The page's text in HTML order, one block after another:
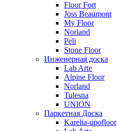
Floor Fort
Joss Beaumont
My Floor
Norland
Peli
Stone Floor
Инженерная доска
Lab Arte
Alpine Floor
Norland
Tulesna
UNION
Паркетная Доска
Karelia-upofloor